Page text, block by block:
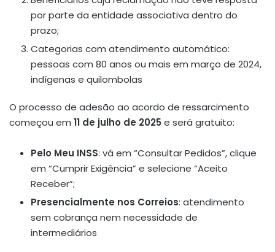
por parte da entidade associativa dentro do
prazo;
Categorias com atendimento automático:
pessoas com 80 anos ou mais em março de 2024,
indígenas e quilombolas
O processo de adesão ao acordo de ressarcimento
começou em 11 de julho de 2025 e será gratuito:
Pelo Meu INSS: vá em “Consultar Pedidos”, clique
em “Cumprir Exigência” e selecione “Aceito
Receber”;
Presencialmente nos Correios: atendimento
sem cobrança nem necessidade de
intermediários